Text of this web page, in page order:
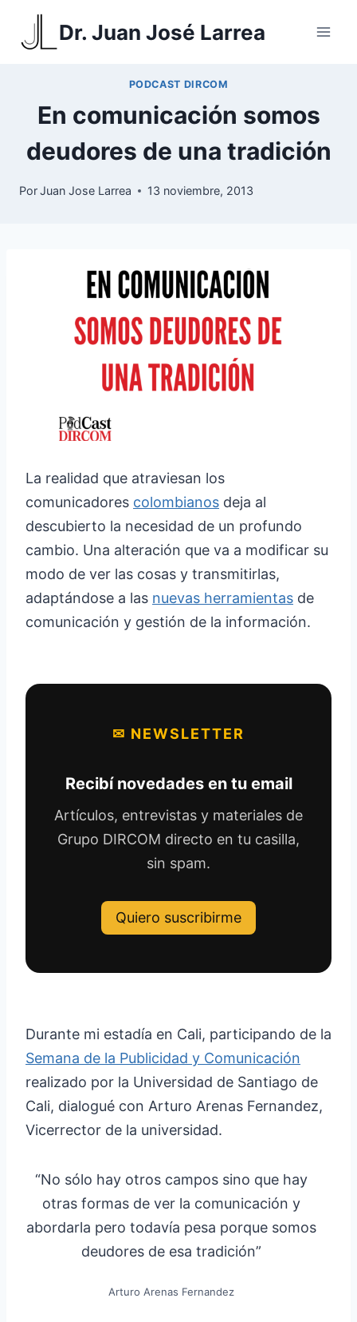
Saltar
Dr. Juan José Larrea
PODCAST DIRCOM
En comunicación somos
deudores de una tradición
PorJuan Jose Larrea 13 noviembre, 2013
La realidad que atraviesan los
comunicadores colombianos deja al
descubierto la necesidad de un profundo
cambio. Una alteración que va a modificar su
modo de ver las cosas y transmitirlas,
adaptándose a las nuevas herramientas de
comunicación y gestión de la información.
✉ NEWSLETTER
Recibí novedades en tu email
Artículos, entrevistas y materiales de
Grupo DIRCOM directo en tu casilla,
sin spam.
Quiero suscribirme
Durante mi estadía en Cali, participando de la
Semana de la Publicidad y Comunicación
realizado por la Universidad de Santiago de
Cali, dialogué con Arturo Arenas Fernandez,
Vicerrector de la universidad.
“No sólo hay otros campos sino que hay
otras formas de ver la comunicación y
abordarla pero todavía pesa porque somos
deudores de esa tradición”
Arturo Arenas Fernandez